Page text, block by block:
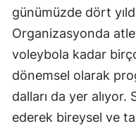
günümüzde dört
Organizasyonda
voleybola kadar
dönemsel olarak
dalları da yer
ederek bireysel ve